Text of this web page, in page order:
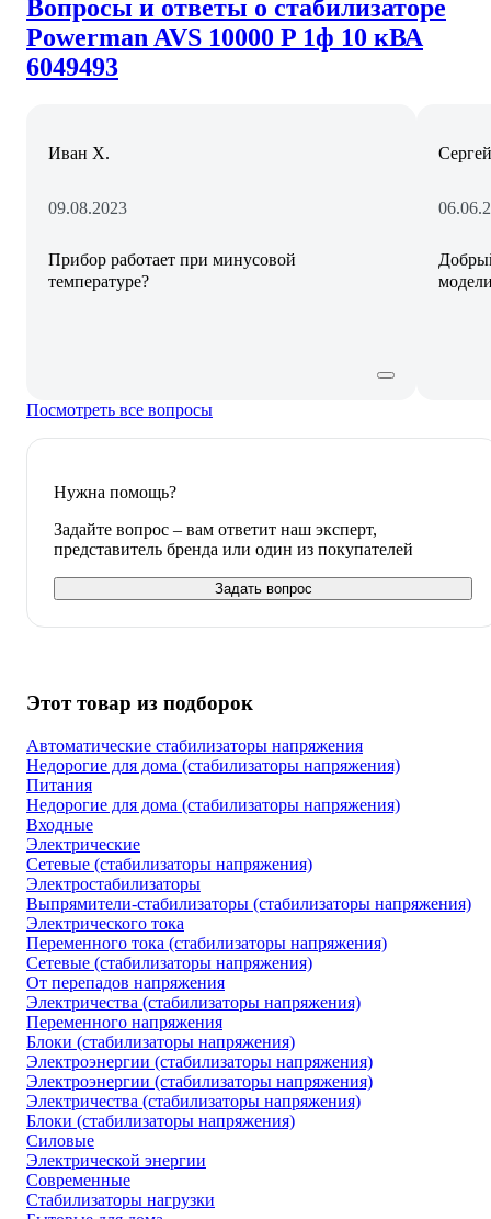
Вопросы и ответы о стабилизаторе
Powerman AVS 10000 P 1ф 10 кВА
6049493
Иван Х.
09.08.2023
Прибор работает при минусовой
температуре?
Сергей
Посмотреть все вопросы
Нужна помощь?
Задайте вопрос – вам ответит наш эксперт,
представитель бренда или один из покупателей
Задать вопрос
Этот товар из подборок
Автоматические стабилизаторы напряжения
Недорогие для дома (стабилизаторы напряжения)
Питания
Недорогие для дома (стабилизаторы напряжения)
Входные
Электрические
Сетевые (стабилизаторы напряжения)
Электростабилизаторы
Выпрямители-стабилизаторы (стабилизаторы напряжения)
Электрического тока
Переменного тока (стабилизаторы напряжения)
Сетевые (стабилизаторы напряжения)
От перепадов напряжения
Электричества (стабилизаторы напряжения)
Переменного напряжения
Блоки (стабилизаторы напряжения)
Электроэнергии (стабилизаторы напряжения)
Электроэнергии (стабилизаторы напряжения)
Электричества (стабилизаторы напряжения)
Блоки (стабилизаторы напряжения)
Силовые
Электрической энергии
Современные
Стабилизаторы нагрузки